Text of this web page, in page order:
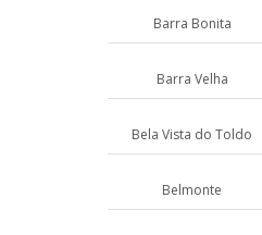
Barra Bonita
Barra Velha
Bela Vista do Toldo
Belmonte